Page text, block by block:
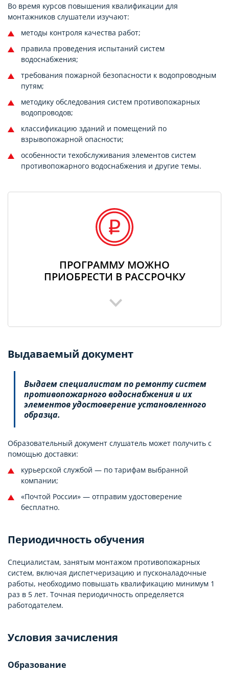
Во время курсов повышения квалификации для
монтажников слушатели изучают:
методы контроля качества работ;
правила проведения испытаний систем
водоснабжения;
требования пожарной безопасности к водопроводным
путям;
методику обследования систем противопожарных
водопроводов;
классификацию зданий и помещений по
взрывопожарной опасности;
особенности техобслуживания элементов систем
противопожарного водоснабжения и другие темы.
ПРОГРАММУ МОЖНО
ПРИОБРЕСТИ В РАССРОЧКУ
Выдаваемый документ
Выдаем специалистам по ремонту систем
противопожарного водоснабжения и их
элементов удостоверение установленного
образца.
Образовательный документ слушатель может получить с
помощью доставки:
курьерской службой — по тарифам выбранной
компании;
«Почтой России» — отправим удостоверение
бесплатно.
Периодичность обучения
Специалистам, занятым монтажом противопожарных
систем, включая диспетчеризацию и пусконаладочные
работы, необходимо повышать квалификацию минимум 1
раз в 5 лет. Точная периодичность определяется
работодателем.
Условия зачисления
Образование